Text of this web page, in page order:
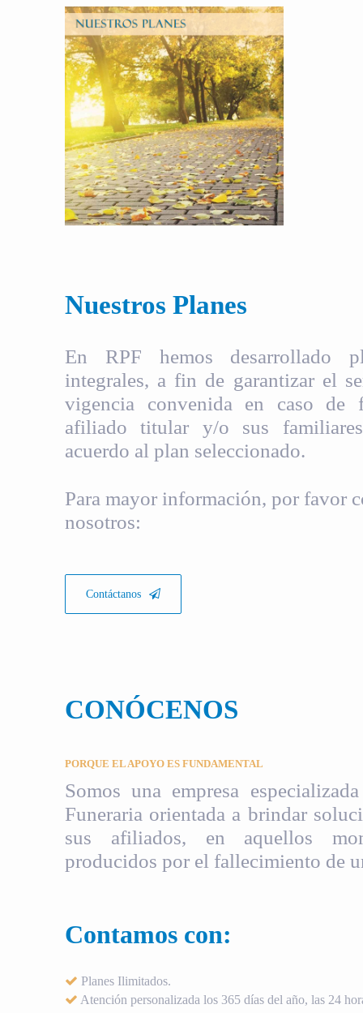
Nuestros Planes
En RPF hemos desarrollado
integrales, a fin de garantizar el
vigencia convenida en caso de
afiliado titular y/o sus
acuerdo al plan seleccionado.
Para mayor información, por favor
nosotros:
Contáctanos
CONÓCENOS
PORQUE EL APOYO ES FUNDAMENTAL
Somos una empresa
Funeraria orientada a brindar
sus afiliados, en aquellos
producidos por el fallecimiento de
Contamos con:
Planes Ilimitados.
Atención personalizada los 365 días del año, las 24